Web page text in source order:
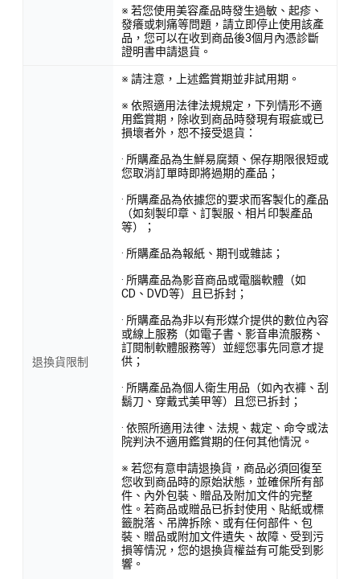
※ 若您使用美容產品時發生過敏、起疹、
發癢或刺痛等問題，請立即停止使用該產
品，您可以在收到商品後3個月內憑診斷
證明書申請退貨。
退換貨限制
※ 請注意，上述鑑賞期並非試用期。
※ 依照適用法律法規規定，下列情形不適
用鑑賞期，除收到商品時發現有瑕疵或已
損壞者外，恕不接受退貨：
· 所購產品為生鮮易腐類、保存期限很短或
您取消訂單時即將過期的產品；
· 所購產品為依據您的要求而客製化的產品
（如刻製印章、訂製服、相片印製產品
等）；
· 所購產品為報紙、期刊或雜誌；
· 所購產品為影音商品或電腦軟體（如
CD、DVD等）且已拆封；
· 所購產品為非以有形媒介提供的數位內容
或線上服務（如電子書、影音串流服務、
訂閱制軟體服務等）並經您事先同意才提
供；
· 所購產品為個人衛生用品（如內衣褲、刮
鬍刀、穿戴式美甲等）且您已拆封；
· 依照所適用法律、法規、裁定、命令或法
院判決不適用鑑賞期的任何其他情況。
※ 若您有意申請退換貨，商品必須回復至
您收到商品時的原始狀態，並確保所有部
件、內外包裝、贈品及附加文件的完整
性。若商品或贈品已拆封使用、貼紙或標
籤脫落、吊牌拆除、或有任何部件、包
裝、贈品或附加文件遺失、故障、受到污
損等情況，您的退換貨權益有可能受到影
響。